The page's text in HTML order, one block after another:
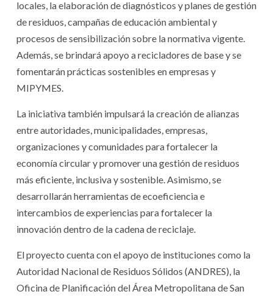
locales, la elaboración de diagnósticos y planes de gestión
de residuos, campañas de educación ambiental y
procesos de sensibilización sobre la normativa vigente.
Además, se brindará apoyo a recicladores de base y se
fomentarán prácticas sostenibles en empresas y
MIPYMES.
La iniciativa también impulsará la creación de alianzas
entre autoridades, municipalidades, empresas,
organizaciones y comunidades para fortalecer la
economía circular y promover una gestión de residuos
más eficiente, inclusiva y sostenible. Asimismo, se
desarrollarán herramientas de ecoeficiencia e
intercambios de experiencias para fortalecer la
innovación dentro de la cadena de reciclaje.
El proyecto cuenta con el apoyo de instituciones como la
Autoridad Nacional de Residuos Sólidos (ANDRES), la
Oficina de Planificación del Área Metropolitana de San